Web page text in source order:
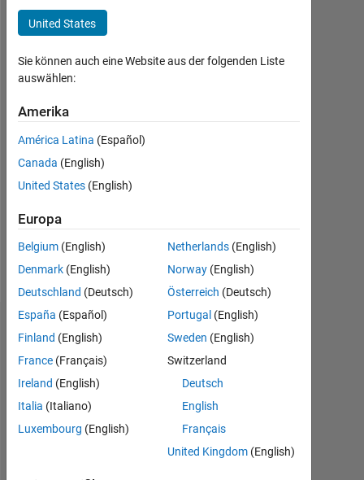
ein
Jahr
|
Aktiv
2024
Followers:
0
Statistik
-2
-1 2
3
United States
Sie können auch eine Website aus der folgenden Liste
auswählen:
Amerika
América Latina (Español)
Canada (English)
United States (English)
Europa
Belgium (English)
Denmark (English)
Deutschland (Deutsch)
España (Español)
Finland (English)
France (Français)
Ireland (English)
Italia (Italiano)
Luxembourg (English)
Netherlands (English)
Norway (English)
Österreich (Deutsch)
Portugal (English)
Sweden (English)
Switzerland
Deutsch
English
Français
United Kingdom (English)